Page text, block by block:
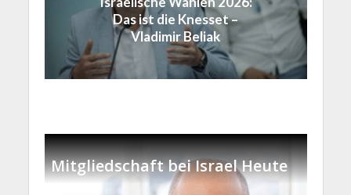
Das ist die Knesset –
Vladimir Beliak
Mitgliedschaft bei Israel Heute